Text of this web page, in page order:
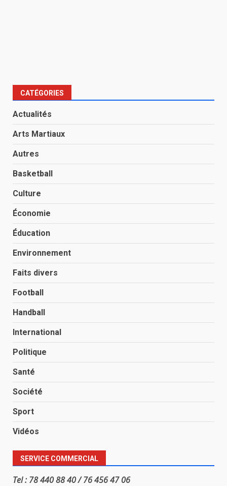
CATÉGORIES
Actualités
Arts Martiaux
Autres
Basketball
Culture
Économie
Éducation
Environnement
Faits divers
Football
Handball
International
Politique
Santé
Société
Sport
Vidéos
SERVICE COMMERCIAL
Tel : 78 440 88 40 / 76 456 47 06